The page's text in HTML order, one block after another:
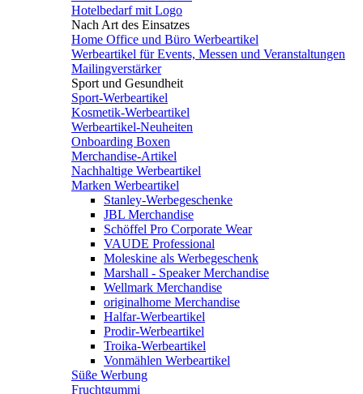
Hotelbedarf mit Logo
Nach Art des Einsatzes
Home Office und Büro Werbeartikel
Werbeartikel für Events, Messen und Veranstaltungen
Mailingverstärker
Sport und Gesundheit
Sport-Werbeartikel
Kosmetik-Werbeartikel
Werbeartikel-Neuheiten
Onboarding Boxen
Merchandise-Artikel
Nachhaltige Werbeartikel
Marken Werbeartikel
Stanley-Werbegeschenke
JBL Merchandise
Schöffel Pro Corporate Wear
VAUDE Professional
Moleskine als Werbegeschenk
Marshall - Speaker Merchandise
Wellmark Merchandise
originalhome Merchandise
Halfar-Werbeartikel
Prodir-Werbeartikel
Troika-Werbeartikel
Vonmählen Werbeartikel
Süße Werbung
Fruchtgummi